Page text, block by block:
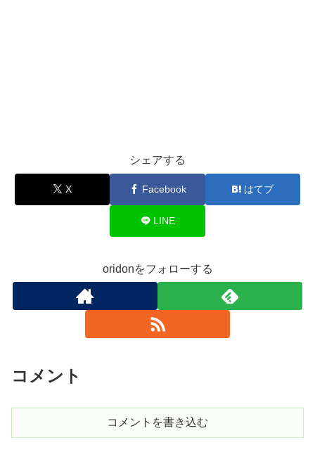
シェアする
X Facebook はてブ
LINE
oridonをフォローする
コメント
コメントを書き込む